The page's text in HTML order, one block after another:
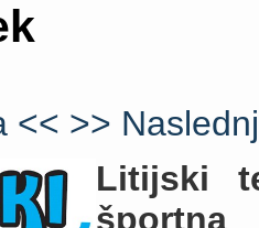
<< >>
Litijski
športna